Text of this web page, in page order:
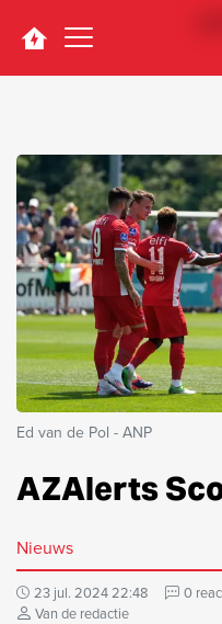
Navigation
Ed van de Pol - ANP
AZAlerts
Nieuws
23 jul. 2024 22:48
0
Van de redactie